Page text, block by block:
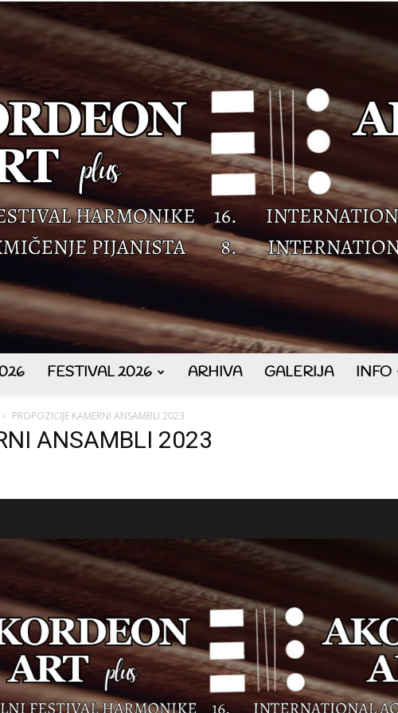
plus
FESTIVAL 2026 ARHIVA GALERIJA INFO
PROPOZICIJE KAMERNI ANSAMBLI 2023
ANSAMBLI 2023